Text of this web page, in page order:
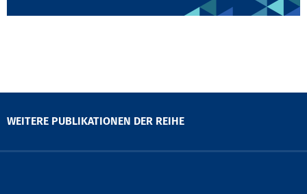
WEITERE PUBLIKATIONEN DER REIHE